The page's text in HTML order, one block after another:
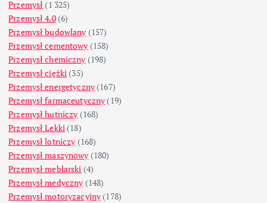
Przemysł (1 325)
Przemysł 4.0(6)
Przemysł budowlany (157)
Przemysł cementowy (158)
Przemysł chemiczny (198)
Przemysł ciężki (35)
Przemysł energetyczny (167)
Przemysł farmaceutyczny (19)
Przemysł hutniczy (168)
Przemysł Lekki (18)
Przemysł lotniczy (168)
Przemysł maszynowy (180)
Przemysł meblarski (4)
Przemysł medyczny (148)
Przemysł motoryzacyjny (178)